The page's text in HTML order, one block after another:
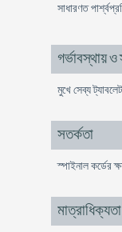
সাধারণত
গর্ভাবস্থায়
মুখে সেব্য
সতর্কতা
স্পাইনাল কর্ডের
মাত্রাধিক্যতা